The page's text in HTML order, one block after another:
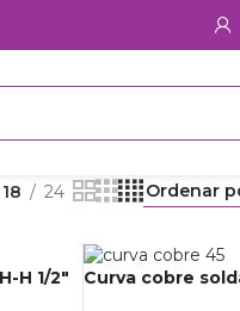
18 24
H 1/2″ Curva cobre